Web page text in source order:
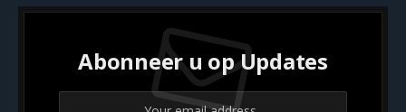
Abonneer u op Updates